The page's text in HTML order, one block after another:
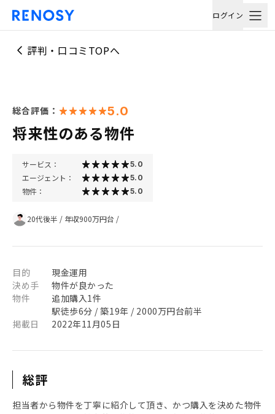
ログイン
評判・口コミTOPへ
総合評価： 5.0
将来性のある物件
サービス： 5.0
エージェント： 5.0
物件： 5.0
20代後半 / 年収900万円台 /
目的
現金運用
決め手
物件が良かった
物件
追加購入1件
駅徒歩6分 / 築19年 / 2000万円台前半
掲載日
2022年11月05日
総評
担当者から物件を丁寧に紹介して頂き、かつ購入を決めた物件